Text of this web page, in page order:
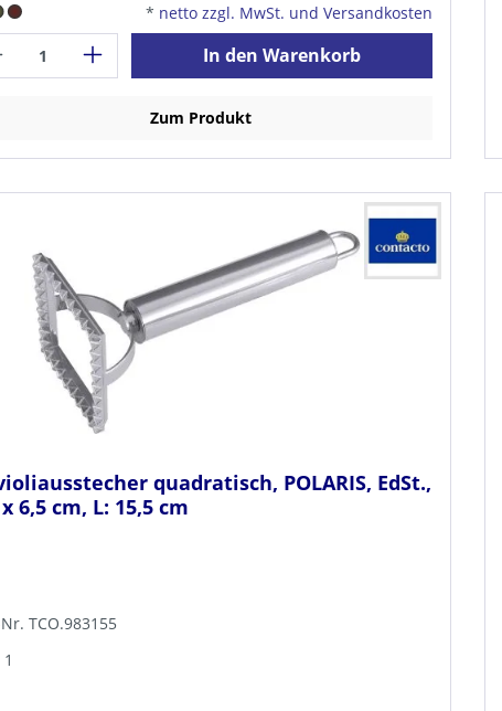
* netto zzgl. MwSt. und Versandkosten
In den Warenkorb
Zum Produkt
quadratisch, POLARIS, EdSt.,
6,5 cm, L: 15,5 cm
TCO.983155